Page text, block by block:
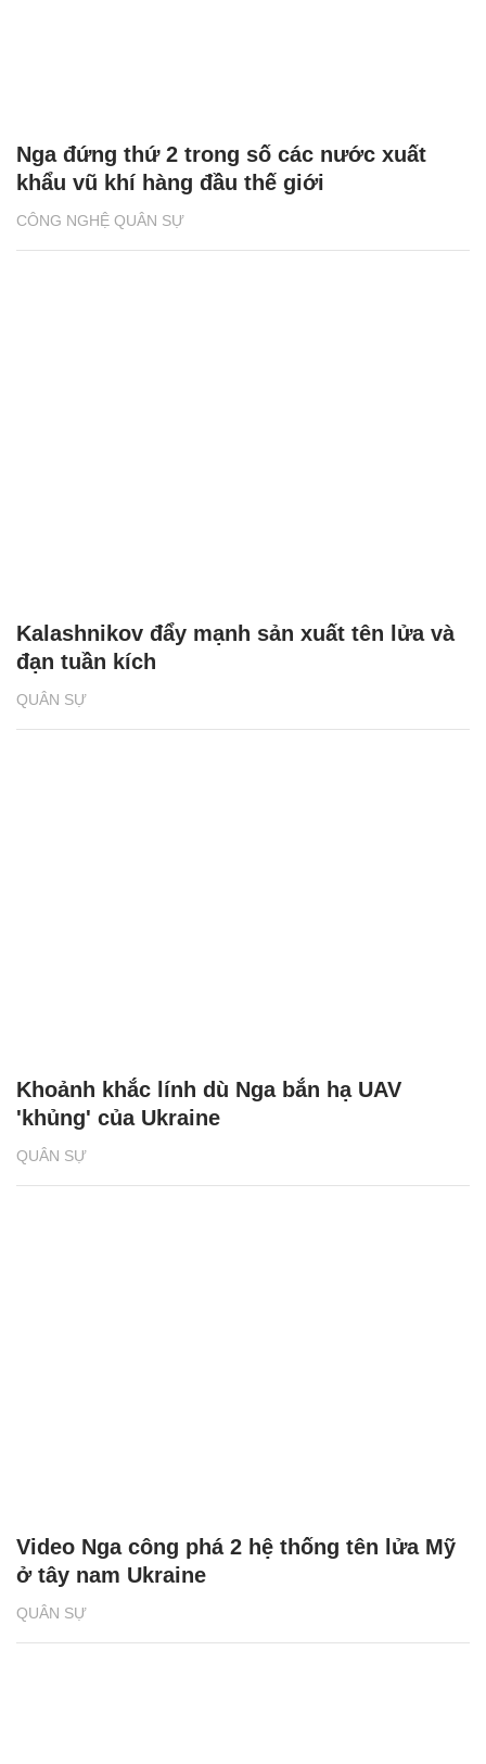
CÔNG NGHỆ QUÂN SỰ
Nga đứng thứ 2 trong số các nước xuất
khẩu vũ khí hàng đầu thế giới
QUÂN SỰ
Kalashnikov đẩy mạnh sản xuất tên lửa và
đạn tuần kích
QUÂN SỰ
Khoảnh khắc lính dù Nga bắn hạ UAV
'khủng' của Ukraine
QUÂN SỰ
Video Nga công phá 2 hệ thống tên lửa Mỹ
ở tây nam Ukraine